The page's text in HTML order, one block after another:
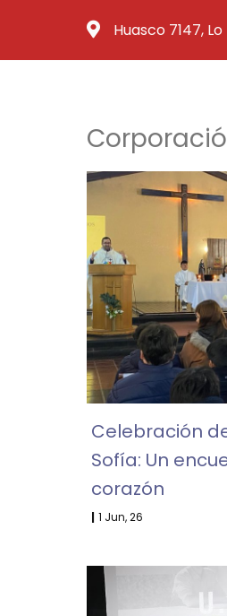
Huasco 7147,
Celebración
Sofía: Un
corazón
| 1 Jun, 26